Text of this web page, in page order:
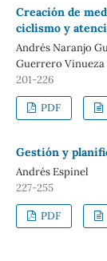
Creación de
ciclismo y
Andrés Naranjo
Guerrero Vinueza
201-226
PDF
Gestión y
Andrés Espinel
227-255
PDF